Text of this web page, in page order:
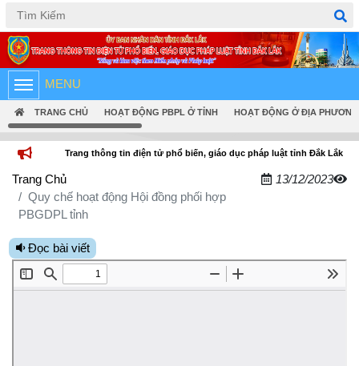
Tiếng Việt English
MENU
TRANG CHỦ HOẠT ĐỘNG PBPL Ở TỈNH HOẠT ĐỘNG Ở ĐỊA PHƯƠNG
Trang thông tin điện tử phổ biến, giáo dục pháp luật tỉnh Đắk Lắk
Trang Chủ
Quy chế hoạt động Hội đồng phối hợp
PBGDPL tỉnh
13/12/2023
Đọc bài viết